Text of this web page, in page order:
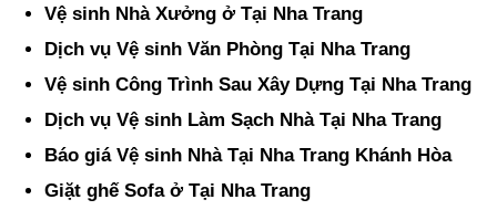
Vệ sinh Nhà Xưởng ở Tại Nha Trang
Dịch vụ Vệ sinh Văn Phòng Tại Nha Trang
Vệ sinh Công Trình Sau Xây Dựng Tại Nha Trang
Dịch vụ Vệ sinh Làm Sạch Nhà Tại Nha Trang
Báo giá Vệ sinh Nhà Tại Nha Trang Khánh Hòa
Giặt ghế Sofa ở Tại Nha Trang